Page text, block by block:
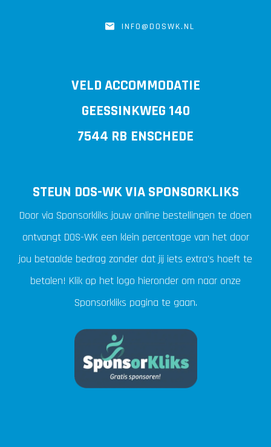
INFO@DOSWK.NL
VELD ACCOMMODATIE
GEESSINKWEG 140
7544 RB ENSCHEDE
STEUN DOS-WK VIA SPONSORKLIKS
Door via Sponsorkliks jouw online bestellingen te doen
ontvangt DOS-WK een klein percentage van het door
jou betaalde bedrag zonder dat jij iets extra's hoeft te
betalen! Klik op het logo hieronder om naar onze
Sponsorkliks pagina te gaan.